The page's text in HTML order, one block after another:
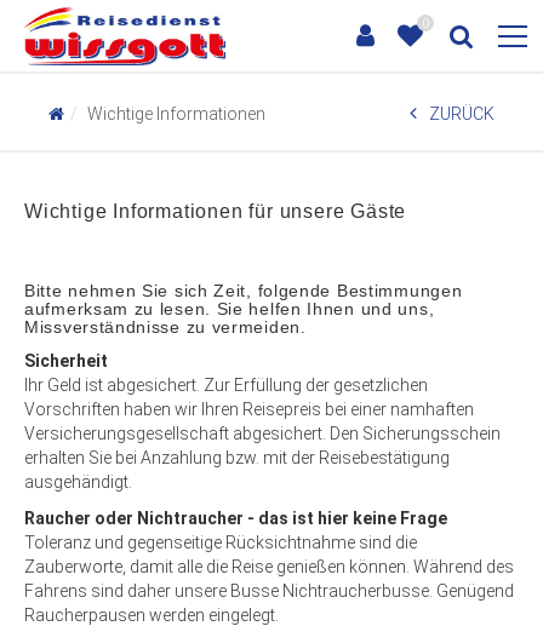
0
Wichtige Informationen ZURÜCK
Wichtige Informationen für unsere Gäste
Bitte nehmen Sie sich Zeit, folgende Bestimmungen
aufmerksam zu lesen. Sie helfen Ihnen und uns,
Missverständnisse zu vermeiden.
Sicherheit
Ihr Geld ist abgesichert. Zur Erfüllung der gesetzlichen
Vorschriften haben wir Ihren Reisepreis bei einer namhaften
Versicherungsgesellschaft abgesichert. Den Sicherungsschein
erhalten Sie bei Anzahlung bzw. mit der Reisebestätigung
ausgehändigt.
Raucher oder Nichtraucher - das ist hier keine Frage
Toleranz und gegenseitige Rücksichtnahme sind die
Zauberworte, damit alle die Reise genießen können. Während des
Fahrens sind daher unsere Busse Nichtraucherbusse. Genügend
Raucherpausen werden eingelegt.